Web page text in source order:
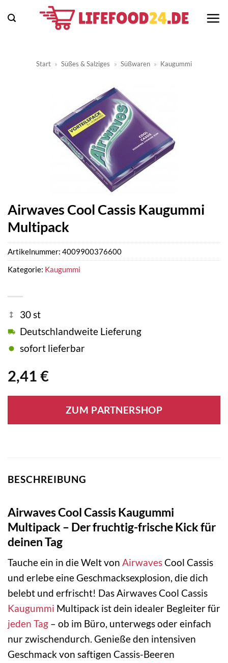
Inhalt
Start » Süßes & Salziges » Süßwaren » Kaugummi
Airwaves Cool Cassis Kaugummi
Multipack
2,41 €
30 st
Deutschlandweite Lieferung
sofort lieferbar
ZUM PARTNERSHOP
Artikelnummer: 4009900376600
Kategorie: Kaugummi
BESCHREIBUNG
Airwaves Cool Cassis Kaugummi
Multipack – Der fruchtig-frische Kick für
deinen Tag
Tauche ein in die Welt von AirwavesCool Cassis
und erlebe eine Geschmacksexplosion, die dich
belebt und erfrischt! Das Airwaves Cool Cassis
Kaugummi Multipack ist dein idealer Begleiter für
jeden Tag – ob im Büro, unterwegs oder einfach
nur zwischendurch. Genieße den intensiven
Geschmack von saftigen Cassis-Beeren